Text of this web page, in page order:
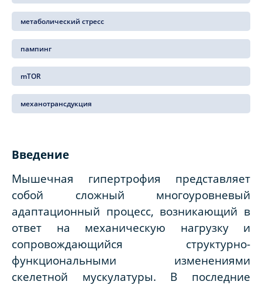
метаболический стресс
пампинг
mTOR
механотрансдукция
Введение
Мышечная гипертрофия представляет
собой сложный многоуровневый
адаптационный процесс, возникающий в
ответ на механическую нагрузку и
сопровождающийся структурно-
функциональными изменениями
скелетной мускулатуры. В последние